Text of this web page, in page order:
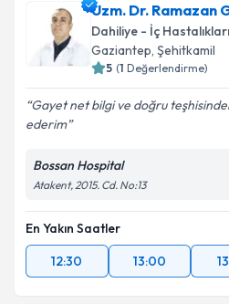
Uzm. Dr. Ramazan
Dahiliye - İç Hastalıkları
Gaziantep, Şehitkamil
5 (1 Değerlendirme)
Gayet net bilgi ve doğru
ederim
Bossan Hospital
Atakent, 2015. Cd. No:13
En Yakın Saatler
12:30
13:00